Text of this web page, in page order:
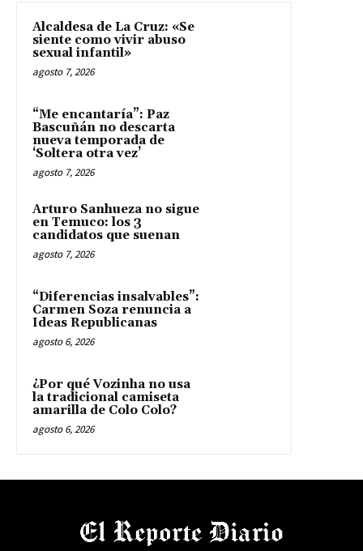
Alcaldesa de La Cruz: «Se
siente como vivir abuso
sexual infantil»
agosto 7, 2026
“Me encantaría”: Paz
Bascuñán no descarta
nueva temporada de
‘Soltera otra vez’
agosto 7, 2026
Arturo Sanhueza no sigue
en Temuco: los 3
candidatos que suenan
agosto 7, 2026
“Diferencias insalvables”:
Carmen Soza renuncia a
Ideas Republicanas
agosto 6, 2026
¿Por qué Vozinha no usa
la tradicional camiseta
amarilla de Colo Colo?
agosto 6, 2026